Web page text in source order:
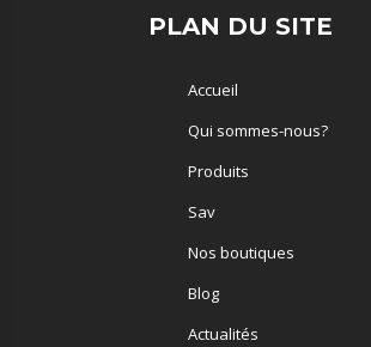
PLAN DU SITE
Accueil
Qui sommes-nous?
Produits
Sav
Nos boutiques
Blog
Actualités